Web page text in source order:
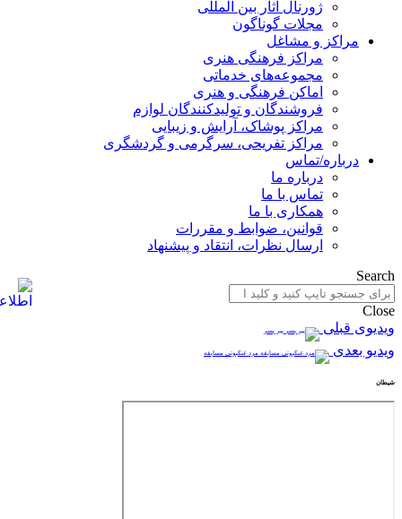
ژورنال آثار بین المللی
مجلات گوناگون
مراکز و مشاغل
مراکز فرهنگی هنری
مجموعه‌های خدماتی
اماکن فرهنگی و هنری
فروشندگان و تولیدکنندگان لوازم
مراکز پوشاک، آرایش و زیبایی
مراکز تفریحی، سرگرمی و گردشگری
درباره/تماس
درباره ما
تماس با ما
همکاری با ما
قوانین، ضوابط و مقررات
ارسال نظرات، انتقاد و پیشنهاد
Search
Close
ویدیوی قبلی
پیر پسر
ویدیو بعدی مرد عنکبوتی مسابقه
شیطان